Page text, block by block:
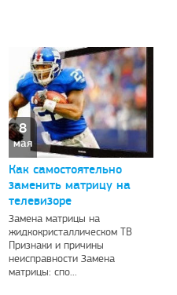
8
мая
Как самостоятельно
заменить матрицу на
телевизоре
Замена матрицы на
жидкокристаллическом ТВ
Признаки и причины
неисправности Замена
матрицы: спо...